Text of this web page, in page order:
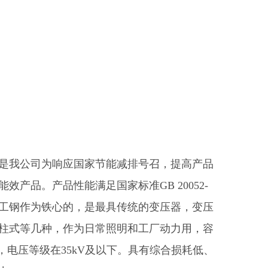
我公司为响应国家节能减排号召，提高产品
效产品。产品性能满足国家标准GB 20052-
钢作为铁心的，是最具传统的变压器，变压
式等几种，作为日常照明和工厂动力用，容
电压等级在35kV及以下。具有综合损耗低、